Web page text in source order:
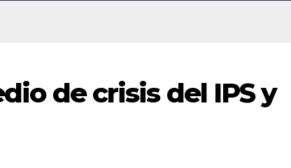
de crisis del IPS y